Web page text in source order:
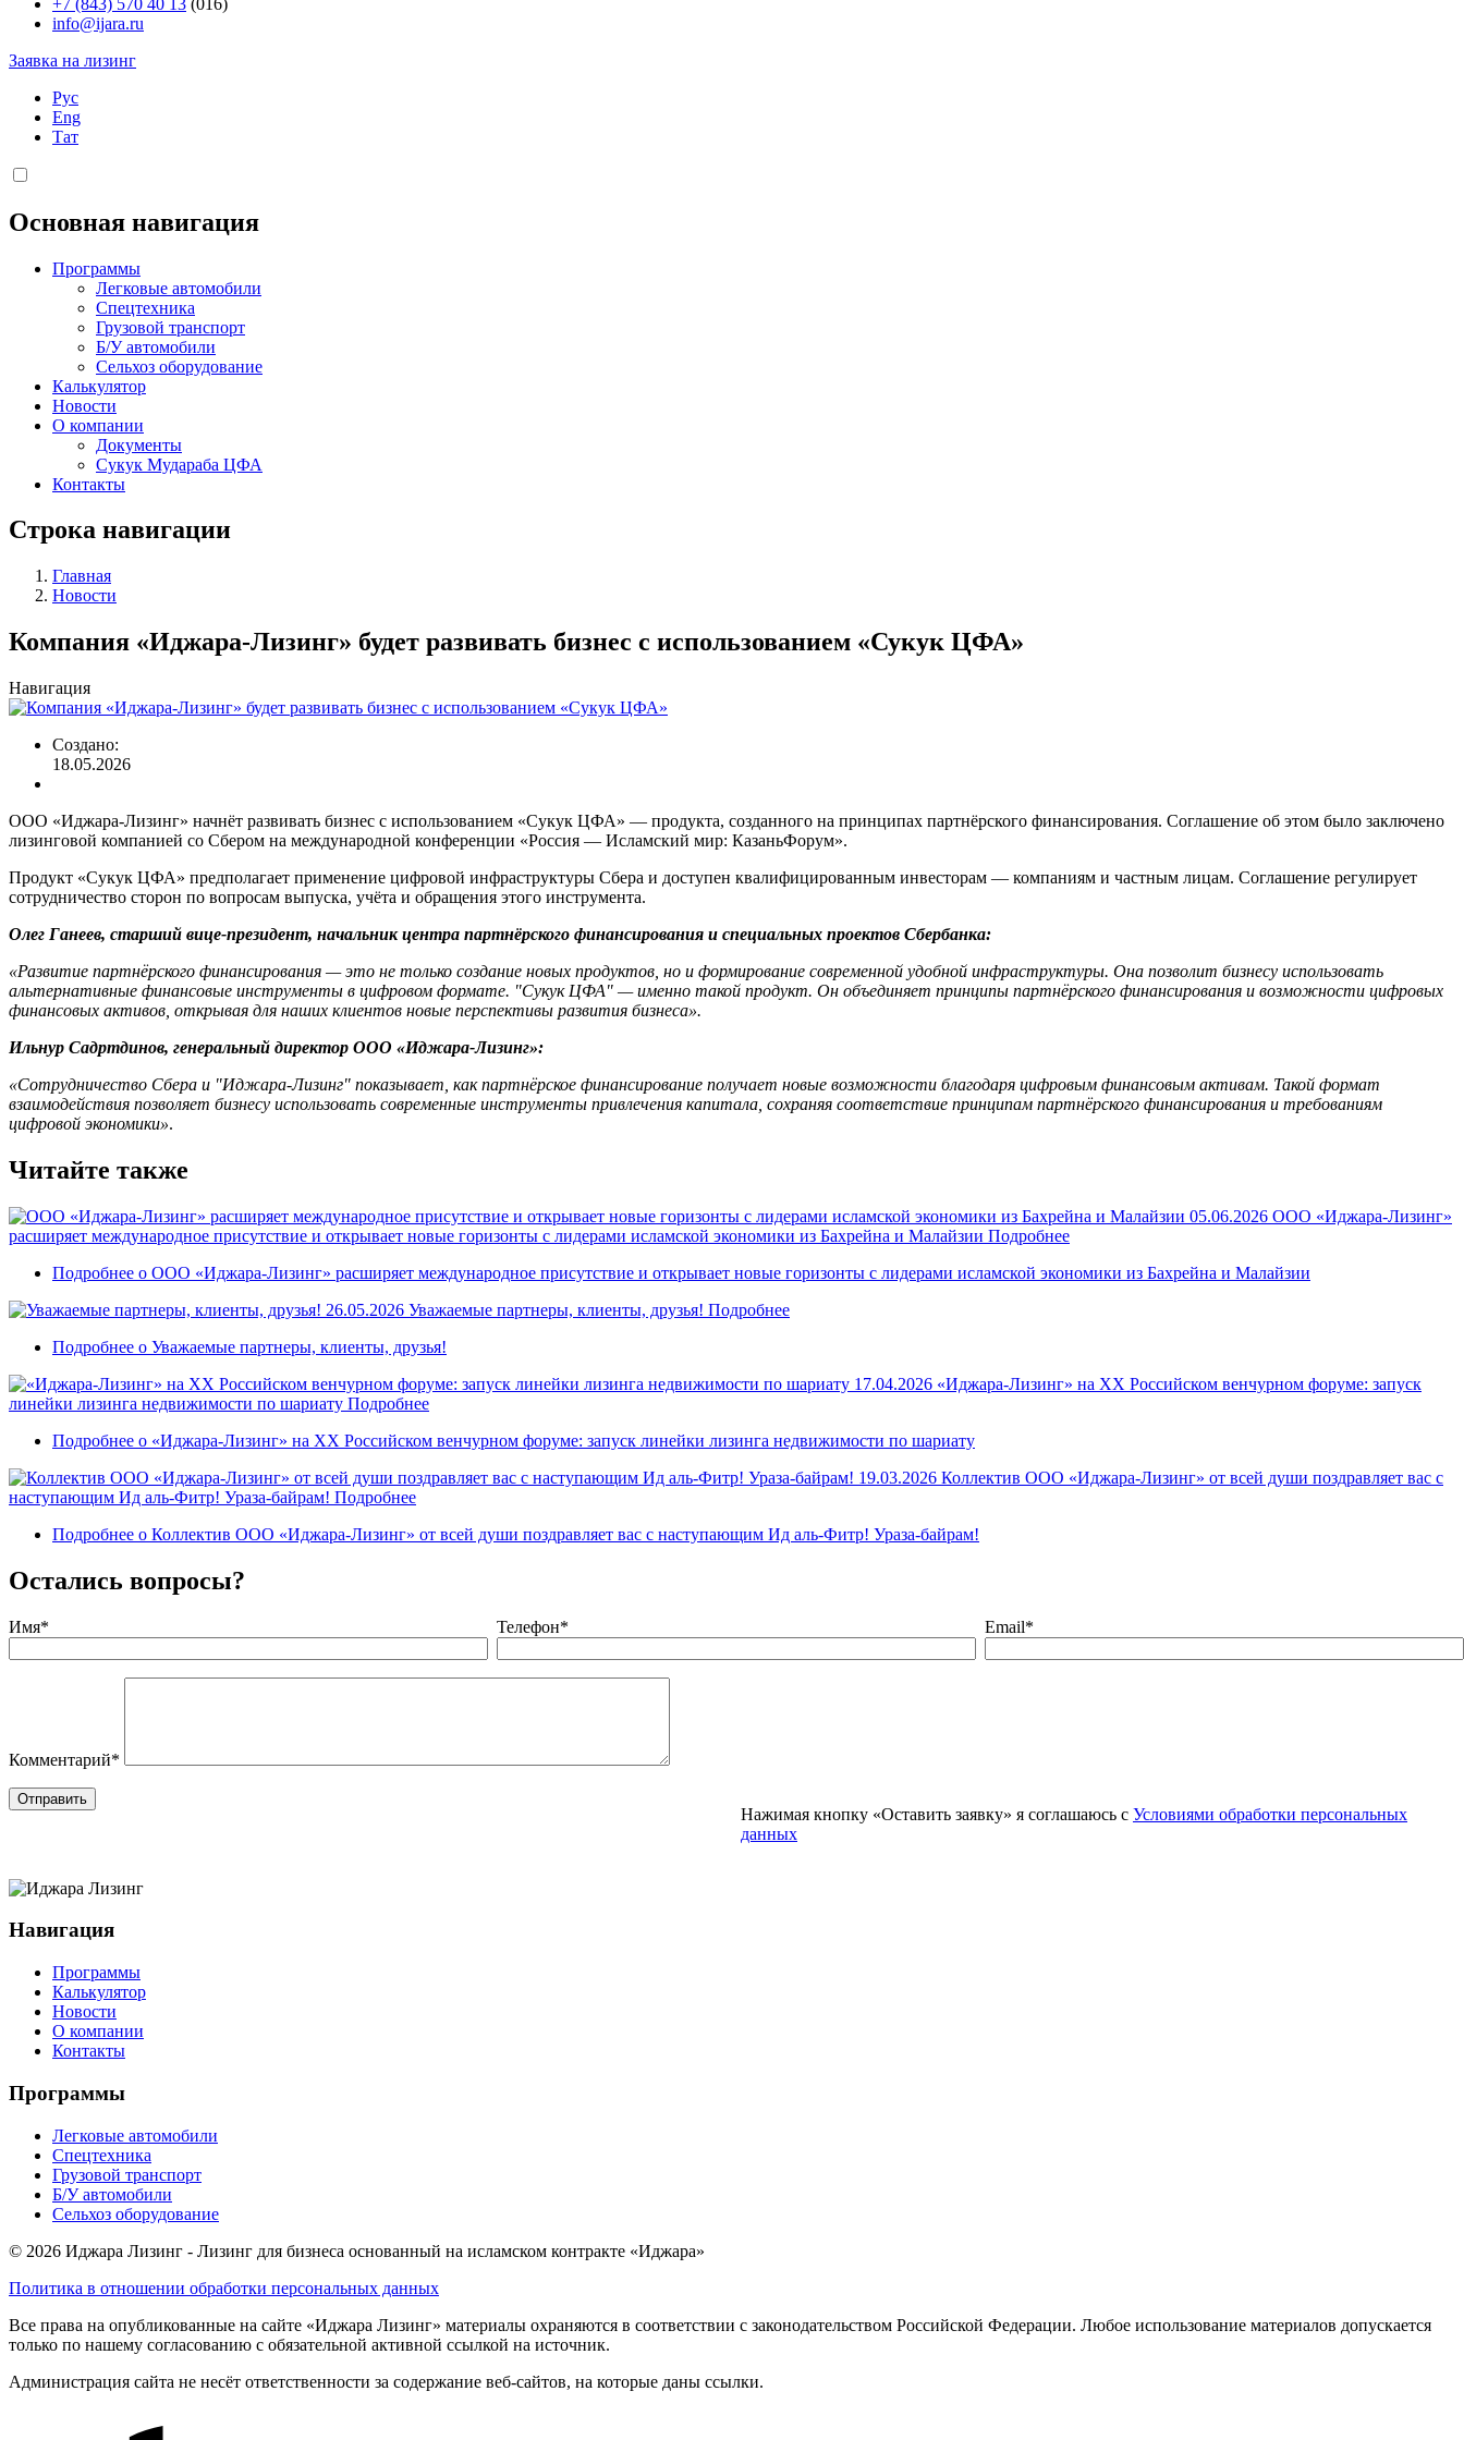
info@ijara.ru
Заявка на лизинг
Рус
Eng
Тат
Основная навигация
Программы
Легковые автомобили
Спецтехника
Грузовой транспорт
Б/У автомобили
Сельхоз оборудование
Калькулятор
Новости
О компании
Документы
Сукук Мудараба ЦФА
Контакты
Строка навигации
Главная
Новости
Компания «Иджара-Лизинг» будет развивать бизнес с использованием «Сукук ЦФА»
Навигация
Создано:
18.05.2026
ООО «Иджара-Лизинг» начнёт развивать бизнес с использованием «Сукук ЦФА» — продукта, созданного на принципах партнёрского финансирования. Соглашение об этом было заключено
лизинговой компанией со Сбером на международной конференции «Россия — Исламский мир: КазаньФорум».
Продукт «Сукук ЦФА» предполагает применение цифровой инфраструктуры Сбера и доступен квалифицированным инвесторам — компаниям и частным лицам. Соглашение регулирует
сотрудничество сторон по вопросам выпуска, учёта и обращения этого инструмента.
Олег Ганеев, старший вице-президент, начальник центра партнёрского финансирования и специальных проектов Сбербанка:
«Развитие партнёрского финансирования — это не только создание новых продуктов, но и формирование современной удобной инфраструктуры. Она позволит бизнесу использовать
альтернативные финансовые инструменты в цифровом формате. "Сукук ЦФА" — именно такой продукт. Он объединяет принципы партнёрского финансирования и возможности цифровых
финансовых активов, открывая для наших клиентов новые перспективы развития бизнеса».
Ильнур Садртдинов, генеральный директор ООО «Иджара-Лизинг»:
«Сотрудничество Сбера и "Иджара-Лизинг" показывает, как партнёрское финансирование получает новые возможности благодаря цифровым финансовым активам. Такой формат
взаимодействия позволяет бизнесу использовать современные инструменты привлечения капитала, сохраняя соответствие принципам партнёрского финансирования и требованиям
цифровой экономики».
Читайте также
05.06.2026 ООО «Иджара-Лизинг»
расширяет международное присутствие и открывает новые горизонты с лидерами исламской экономики из Бахрейна и Малайзии Подробнее
Подробнее о ООО «Иджара-Лизинг» расширяет международное присутствие и открывает новые горизонты с лидерами исламской экономики из Бахрейна и Малайзии
26.05.2026 Уважаемые партнеры, клиенты, друзья! Подробнее
Подробнее о Уважаемые партнеры, клиенты, друзья!
17.04.2026 «Иджара-Лизинг» на XX Российском венчурном форуме: запуск
линейки лизинга недвижимости по шариату Подробнее
Подробнее о «Иджара-Лизинг» на XX Российском венчурном форуме: запуск линейки лизинга недвижимости по шариату
19.03.2026 Коллектив ООО «Иджара-Лизинг» от всей души поздравляет вас с
наступающим Ид аль-Фитр! Ураза-байрам! Подробнее
Подробнее о Коллектив ООО «Иджара-Лизинг» от всей души поздравляет вас с наступающим Ид аль-Фитр! Ураза-байрам!
Остались вопросы?
Имя* Телефон* Email*
Комментарий*
Отправить
Нажимая кнопку «Оставить заявку» я соглашаюсь с Условиями обработки персональных
данных
Навигация
Программы
Калькулятор
Новости
О компании
Контакты
Программы
Легковые автомобили
Спецтехника
Грузовой транспорт
Б/У автомобили
Сельхоз оборудование
© 2026 Иджара Лизинг - Лизинг для бизнеса основанный на исламском контракте «Иджара»
Политика в отношении обработки персональных данных
Все права на опубликованные на сайте «Иджара Лизинг» материалы охраняются в соответствии с законодательством Российской Федерации. Любое использование материалов допускается
только по нашему согласованию с обязательной активной ссылкой на источник.
Администрация сайта не несёт ответственности за содержание веб-сайтов, на которые даны ссылки.